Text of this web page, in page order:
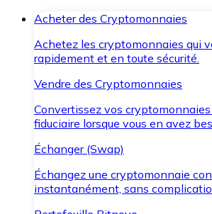
Acheter des Cryptomonnaies
Achetez les cryptomonnaies qui
rapidement et en toute sécurité.
Vendre des Cryptomonnaies
Convertissez vos
fiduciaire lorsque vous en avez
Échanger (Swap)
Échangez une cryptomonnaie
instantanément, sans